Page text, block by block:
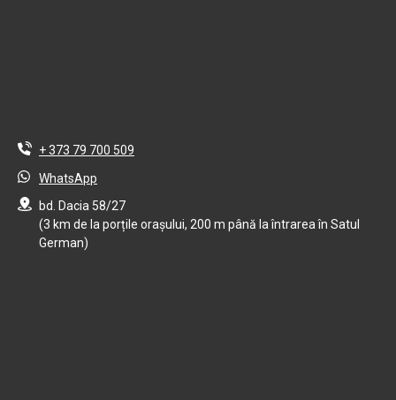
+ 373 79 700 509
WhatsApp
bd. Dacia 58/27
(3 km de la porțile orașului, 200 m până la întrarea în Satul
German)